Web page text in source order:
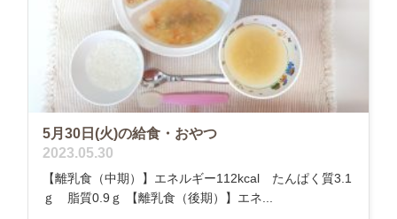
5月30日(火)の給食・おやつ
2023.05.30
【離乳食（中期）】エネルギー112kcal たんぱく質3.1
ｇ 脂質0.9ｇ 【離乳食（後期）】エネ...